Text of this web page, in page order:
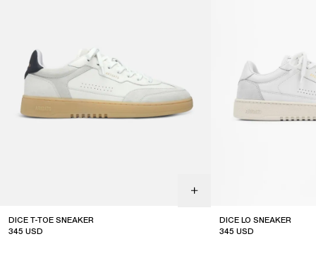
DICE T-TOE SNEAKER
345 USD
DICE LO SNEAKER
345 USD